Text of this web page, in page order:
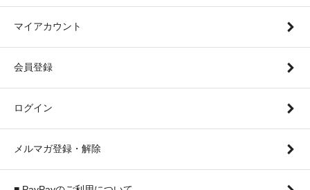
マイアカウント
会員登録
ログイン
メルマガ登録・解除